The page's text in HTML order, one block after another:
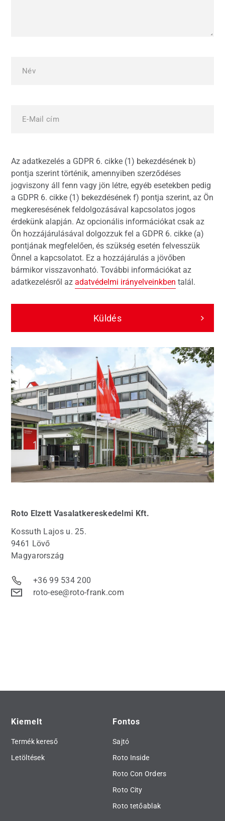
Roto Elzett Vasalatkereskedelmi Kft.
Kossuth Lajos u. 25.
9461 Lövő
Magyarország
+36 99 534 200
roto-ese@roto-frank.com
Az adatkezelés a GDPR 6. cikke (1) bekezdésének b)
pontja szerint történik, amennyiben szerződéses
jogviszony áll fenn vagy jön létre, egyéb esetekben pedig
a GDPR 6. cikke (1) bekezdésének f) pontja szerint, az Ön
megkeresésének feldolgozásával kapcsolatos jogos
érdekünk alapján. Az opcionális információkat csak az
Ön hozzájárulásával dolgozzuk fel a GDPR 6. cikke (a)
pontjának megfelelően, és szükség esetén felvesszük
Önnel a kapcsolatot. Ez a hozzájárulás a jövőben
bármikor visszavonható. További információkat az
adatkezelésről az adatvédelmi irányelveinkben talál.
Küldés
Kiemelt
Termék kereső
Letöltések
Fontos
Sajtó
Roto Inside
Roto Con Orders
Roto City
Roto tetőablak